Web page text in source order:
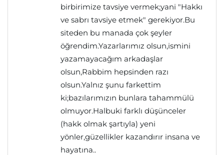
birbirimize tavsiye vermek;yani "Hakkı
ve sabrı tavsiye etmek" gerekiyor.Bu
siteden bu manada çok şeyler
öğrendim.Yazarlarımız olsun,ismini
yazamayacağım arkadaşlar
olsun,Rabbim hepsinden razı
olsun.Yalnız şunu farkettim
ki;bazılarımızın bunlara tahammülü
olmuyor.Halbuki farklı düşünceler
(hakk olmak şartıyla) yeni
yönler,güzellikler kazandırır insana ve
hayatına..